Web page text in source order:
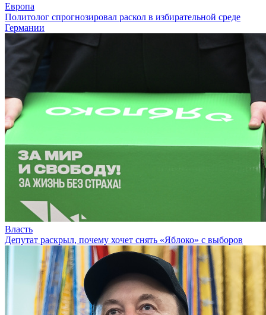
Европа
Политолог спрогнозировал раскол в избирательной среде
Германии
Власть
Депутат раскрыл, почему хочет снять «Яблоко» с выборов